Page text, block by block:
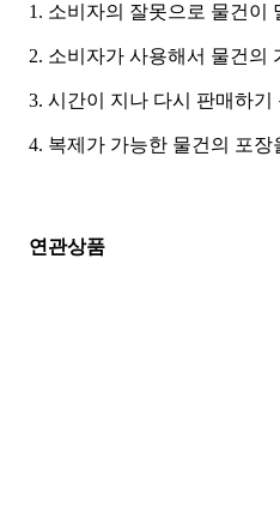
1. 소비자의 잘못으로 물건이
2. 소비자가 사용해서 물건의
3. 시간이 지나 다시 판매하
4. 복제가 가능한 물건의 포장
연관상품